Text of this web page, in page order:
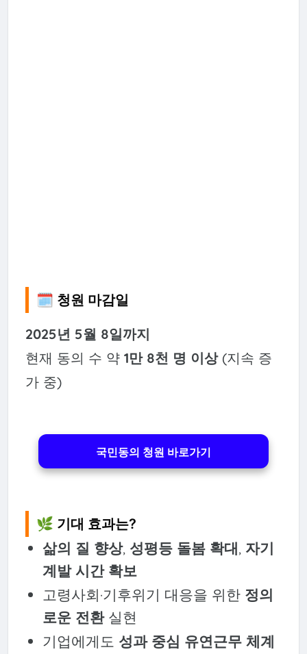
🗓️ 청원 마감일
2025년 5월 8일까지
현재 동의 수 약 1만 8천 명 이상(지속 증
가 중)
국민동의 청원 바로가기
🌿 기대 효과는?
삶의 질 향상, 성평등 돌봄 확대, 자기
계발 시간 확보
고령사회·기후위기 대응을 위한 정의
로운 전환실현
기업에게도 성과 중심 유연근무 체계